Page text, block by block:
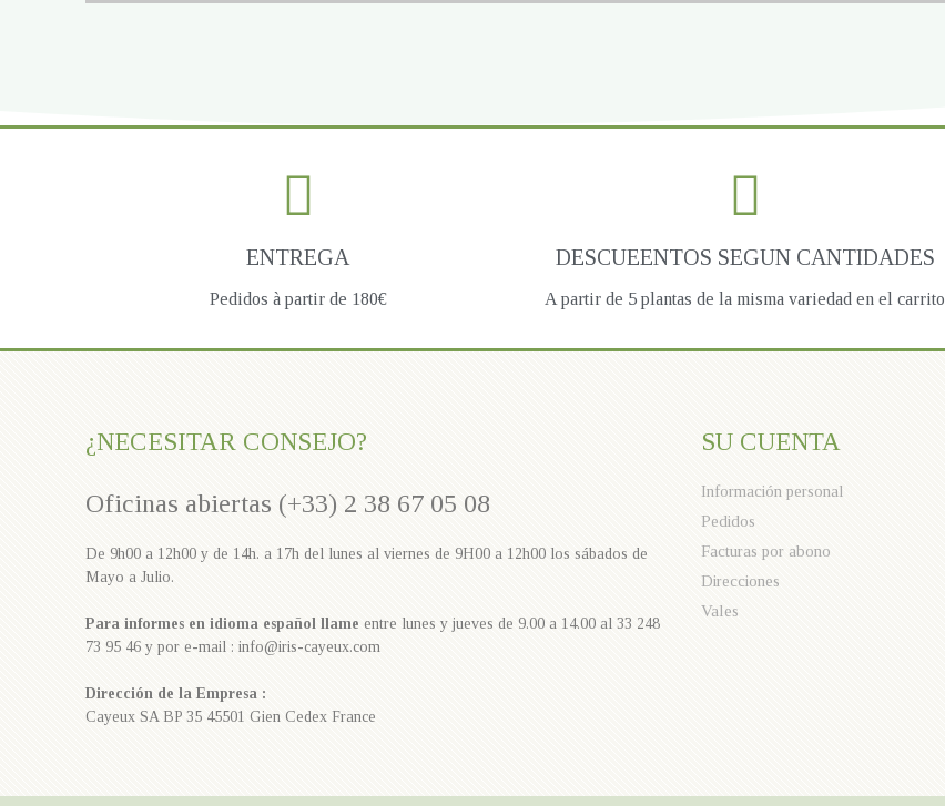
ENTREGA
Pedidos à partir de 180€
DESCUEENTOS SEGUN CANTIDADES
A partir de 5 plantas de la misma variedad en el carrito
¿NECESITAR CONSEJO?
Oficinas abiertas (+33) 2 38 67 05 08
De 9h00 a 12h00 y de 14h. a 17h del lunes al viernes de 9H00 a 12h00 los sábados de
Mayo a Julio.
Para informes en idioma español llame entre lunes y jueves de 9.00 a 14.00 al 33 248
73 95 46 y por e-mail : info@iris-cayeux.com
Dirección de la Empresa :
Cayeux SA BP 35 45501 Gien Cedex France
SU CUENTA
Información personal
Pedidos
Facturas por abono
Direcciones
Vales